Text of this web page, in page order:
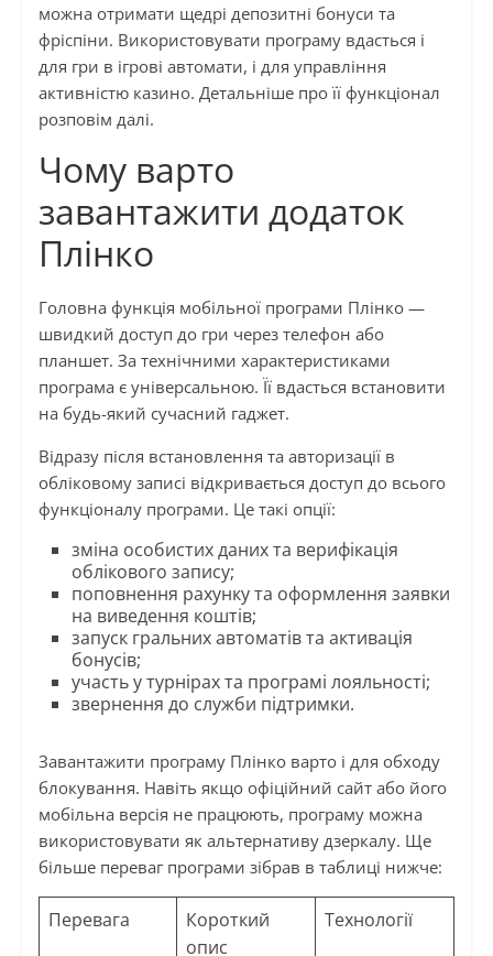
можна отримати щедрі депозитні бонуси та
фріспіни. Використовувати програму вдасться і
для гри в ігрові автомати, і для управління
активністю казино. Детальніше про її функціонал
розповім далі.
Чому варто
завантажити додаток
Плінко
Головна функція мобільної програми Плінко —
швидкий доступ до гри через телефон або
планшет. За технічними характеристиками
програма є універсальною. Її вдасться встановити
на будь-який сучасний гаджет.
Відразу після встановлення та авторизації в
обліковому записі відкривається доступ до всього
функціоналу програми. Це такі опції:
зміна особистих даних та верифікація
облікового запису;
поповнення рахунку та оформлення заявки
на виведення коштів;
запуск гральних автоматів та активація
бонусів;
участь у турнірах та програмі лояльності;
звернення до служби підтримки.
Завантажити програму Плінко варто і для обходу
блокування. Навіть якщо офіційний сайт або його
мобільна версія не працюють, програму можна
використовувати як альтернативу дзеркалу. Ще
більше переваг програми зібрав в таблиці нижче:
Перевага
Короткий
опис
Технології